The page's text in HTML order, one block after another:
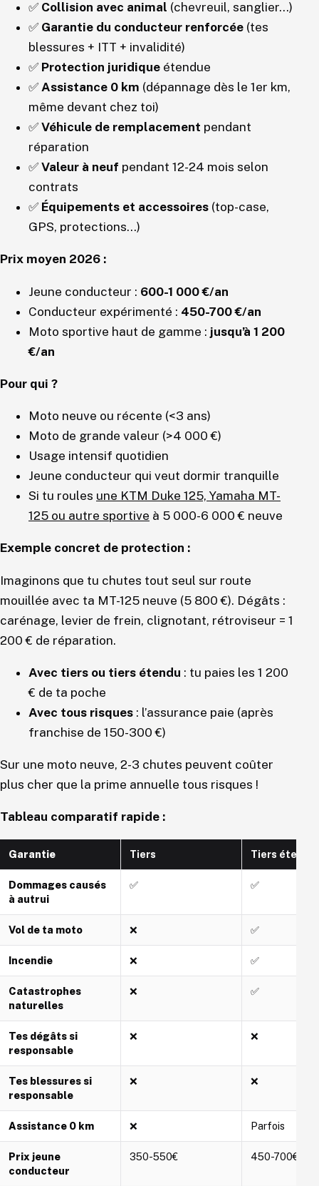
✅ Collision avec animal (chevreuil, sanglier…)
✅ Garantie du conducteur renforcée (tes
blessures + ITT + invalidité)
✅ Protection juridique étendue
✅ Assistance 0 km (dépannage dès le 1er km,
même devant chez toi)
✅ Véhicule de remplacement pendant
réparation
✅ Valeur à neuf pendant 12-24 mois selon
contrats
✅ Équipements et accessoires (top-case,
GPS, protections…)
Prix moyen 2026 :
Jeune conducteur : 600-1 000 €/an
Conducteur expérimenté : 450-700 €/an
Moto sportive haut de gamme : jusqu’à 1 200
€/an
Pour qui ?
Moto neuve ou récente (<3 ans)
Moto de grande valeur (>4 000 €)
Usage intensif quotidien
Jeune conducteur qui veut dormir tranquille
Si tu roules une KTM Duke 125, Yamaha MT-
125 ou autre sportive à 5 000-6 000 € neuve
Exemple concret de protection :
Imaginons que tu chutes tout seul sur route
mouillée avec ta MT-125 neuve (5 800 €). Dégâts :
carénage, levier de frein, clignotant, rétroviseur = 1
200 € de réparation.
Avec tiers ou tiers étendu : tu paies les 1 200
€ de ta poche
Avec tous risques : l’assurance paie (après
franchise de 150-300 €)
Sur une moto neuve, 2-3 chutes peuvent coûter
plus cher que la prime annuelle tous risques !
Tableau comparatif rapide :
Garantie Tiers Tiers étendu
Dommages causés
à autrui
✅ ✅
Vol de ta moto ❌ ✅
Incendie ❌ ✅
Catastrophes
naturelles
❌ ✅
Tes dégâts si
responsable
❌ ❌
Tes blessures si
responsable
❌ ❌
Assistance 0 km ❌ Parfois
Prix jeune
conducteur
350-550€ 450-700€